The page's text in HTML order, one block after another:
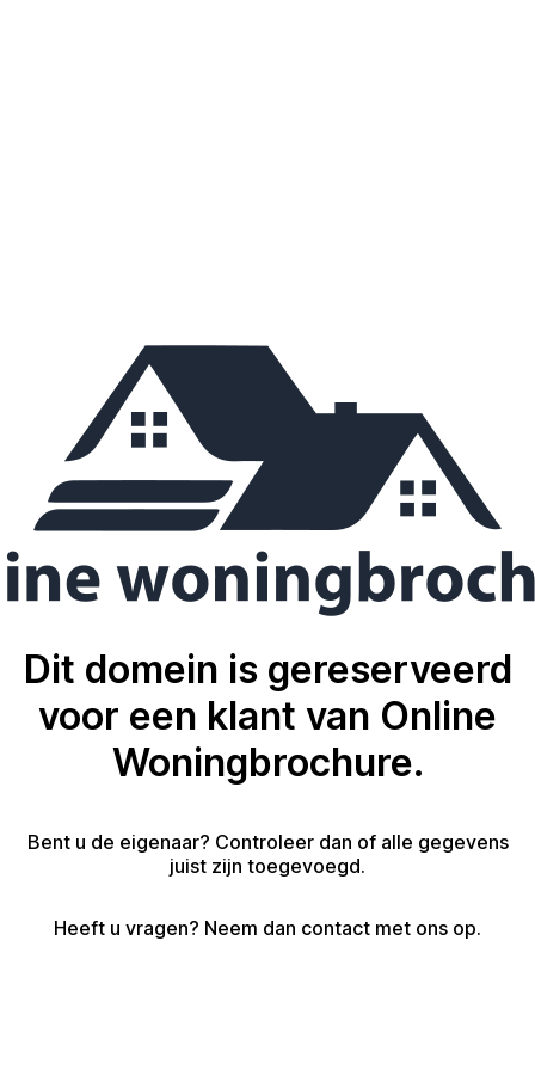
Dit domein is gereserveerd
voor een klant van Online
Woningbrochure.
Bent u de eigenaar? Controleer dan of alle gegevens
juist zijn toegevoegd.
Heeft u vragen? Neem dan contact met ons op.